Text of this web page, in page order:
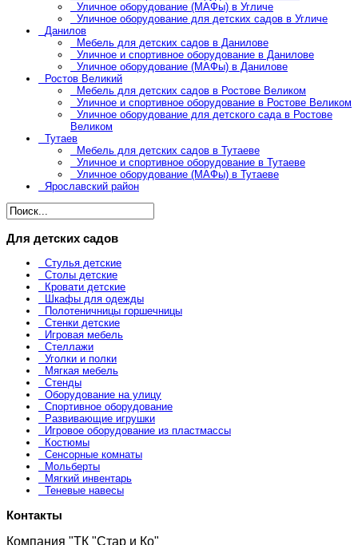
Уличное оборудование (МАФы) в Угличе
Уличное оборудование для детских садов в Угличе
Данилов
Мебель для детских садов в Данилове
Уличное и спортивное оборудование в Данилове
Уличное оборудование (МАФы) в Данилове
Ростов Великий
Мебель для детских садов в Ростове Великом
Уличное и спортивное оборудование в Ростове Великом
Уличное оборудование для детского сада в Ростове
Великом
Тутаев
Мебель для детских садов в Тутаеве
Уличное и спортивное оборудование в Тутаеве
Уличное оборудование (МАФы) в Тутаеве
Ярославский район
Для детских садов
Стулья детские
Столы детские
Кровати детские
Шкафы для одежды
Полотеничницы горшечницы
Стенки детские
Игровая мебель
Стеллажи
Уголки и полки
Мягкая мебель
Стенды
Оборудование на улицу
Спортивное оборудование
Развивающие игрушки
Игровое оборудование из пластмассы
Костюмы
Сенсорные комнаты
Мольберты
Мягкий инвентарь
Теневые навесы
Контакты
Компания "ТК "Стар и Ко"